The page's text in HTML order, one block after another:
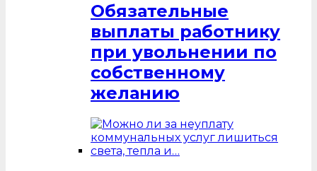
Обязательные
выплаты работнику
при увольнении по
собственному
желанию